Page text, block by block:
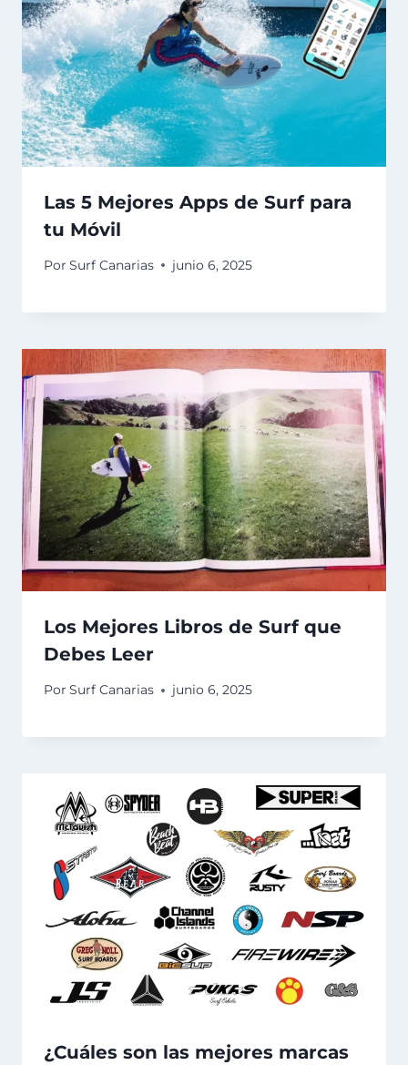
Las 5 Mejores Apps de Surf para
tu Móvil
Por Surf Canarias junio 6, 2025
Los Mejores Libros de Surf que
Debes Leer
Por Surf Canarias junio 6, 2025
¿Cuáles son las mejores marcas